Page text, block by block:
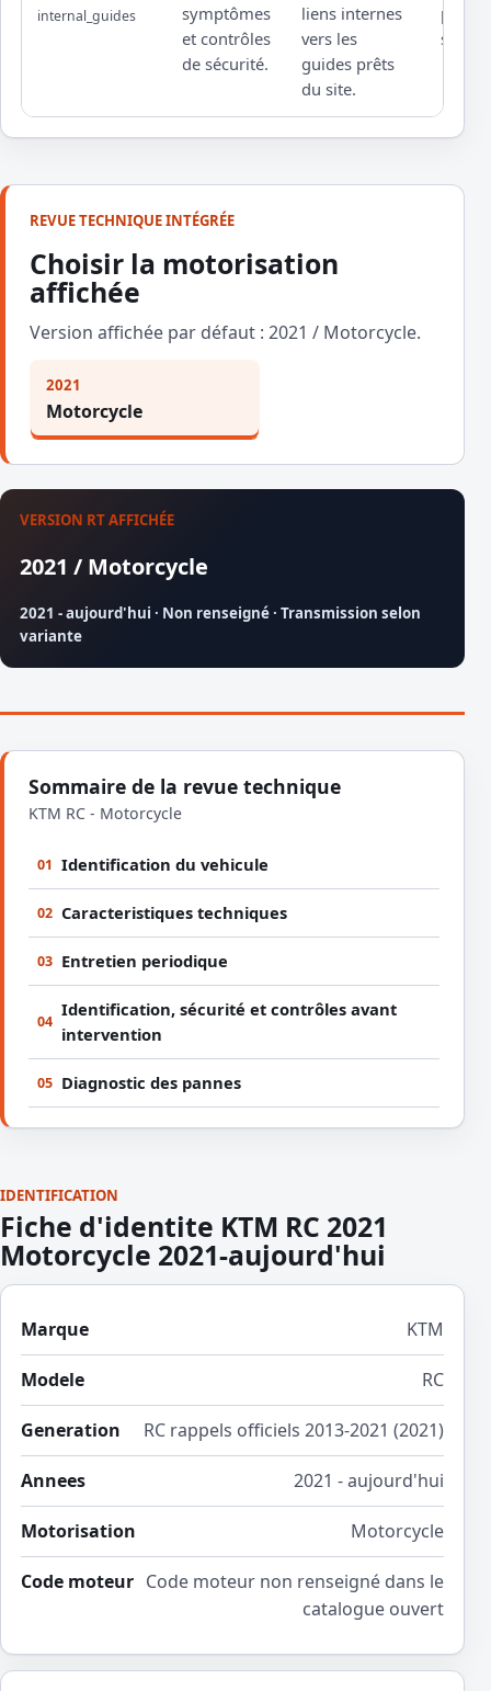
internal_guides
symptômes
et contrôles
de sécurité.
liens internes
vers les
guides prêts
du site.
sous
REVUE TECHNIQUE INTÉGRÉE
Choisir la motorisation
affichée
Version affichée par défaut : 2021 / Motorcycle.
2021
Motorcycle
VERSION RT AFFICHÉE
2021 / Motorcycle
2021 - aujourd'hui · Non renseigné · Transmission selon
variante
Sommaire de la revue technique
KTM RC - Motorcycle
01 Identification du vehicule
02 Caracteristiques techniques
03 Entretien periodique
04
Identification, sécurité et contrôles avant
intervention
05 Diagnostic des pannes
IDENTIFICATION
Fiche d'identite KTM RC 2021
Motorcycle 2021-aujourd'hui
Marque KTM
Modele RC
Generation RC rappels officiels 2013-2021 (2021)
Annees 2021 - aujourd'hui
Motorisation Motorcycle
Code moteur Code moteur non renseigné dans le
catalogue ouvert